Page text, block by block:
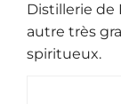
Distillerie de
autre très
spiritueux.